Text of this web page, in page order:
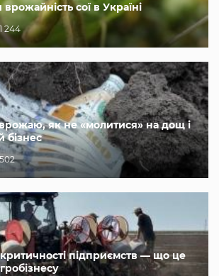
сої в Україні
244
як не «молитися» на дощ і
бізнес
критичності підприємств — що це